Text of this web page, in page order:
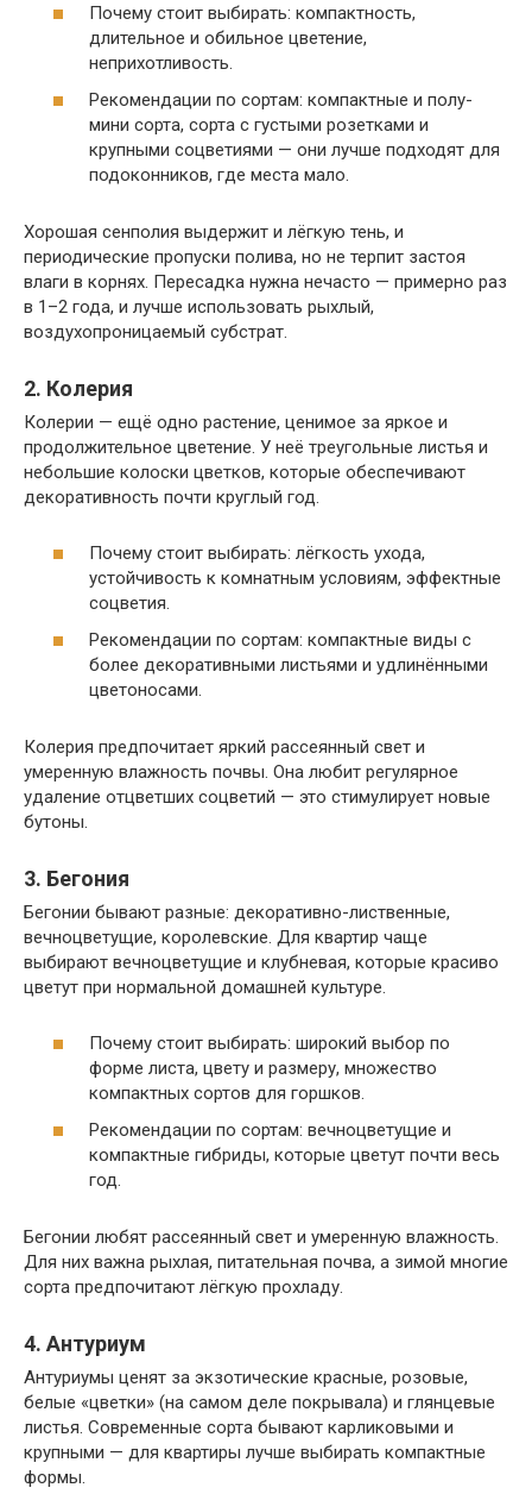
Почему стоит выбирать: компактность,
длительное и обильное цветение,
неприхотливость.
Рекомендации по сортам: компактные и полу-
мини сорта, сорта с густыми розетками и
крупными соцветиями — они лучше подходят для
подоконников, где места мало.
Хорошая сенполия выдержит и лёгкую тень, и
периодические пропуски полива, но не терпит застоя
влаги в корнях. Пересадка нужна нечасто — примерно раз
в 1–2 года, и лучше использовать рыхлый,
воздухопроницаемый субстрат.
2. Колерия
Колерии — ещё одно растение, ценимое за яркое и
продолжительное цветение. У неё треугольные листья и
небольшие колоски цветков, которые обеспечивают
декоративность почти круглый год.
Почему стоит выбирать: лёгкость ухода,
устойчивость к комнатным условиям, эффектные
соцветия.
Рекомендации по сортам: компактные виды с
более декоративными листьями и удлинёнными
цветоносами.
Колерия предпочитает яркий рассеянный свет и
умеренную влажность почвы. Она любит регулярное
удаление отцветших соцветий — это стимулирует новые
бутоны.
3. Бегония
Бегонии бывают разные: декоративно-лиственные,
вечноцветущие, королевские. Для квартир чаще
выбирают вечноцветущие и клубневая, которые красиво
цветут при нормальной домашней культуре.
Почему стоит выбирать: широкий выбор по
форме листа, цвету и размеру, множество
компактных сортов для горшков.
Рекомендации по сортам: вечноцветущие и
компактные гибриды, которые цветут почти весь
год.
Бегонии любят рассеянный свет и умеренную влажность.
Для них важна рыхлая, питательная почва, а зимой многие
сорта предпочитают лёгкую прохладу.
4. Антуриум
Антуриумы ценят за экзотические красные, розовые,
белые «цветки» (на самом деле покрывала) и глянцевые
листья. Современные сорта бывают карликовыми и
крупными — для квартиры лучше выбирать компактные
формы.